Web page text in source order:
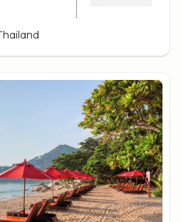
fishing villages provide a
Buddhist traditions.
and travel for
traveller
with family, as a couple, or
a wide variety of
from budget-friendly
to five-star luxury resorts
spas. Many places offer
to both natural beauty